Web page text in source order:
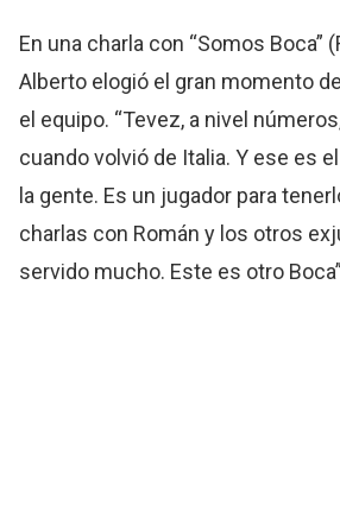
En una charla con “Somos Boca”
Alberto elogió el gran momento
el equipo. “Tevez, a nivel
cuando volvió de Italia. Y ese es
la gente. Es un jugador para
charlas con Román y los otros
servido mucho. Este es otro